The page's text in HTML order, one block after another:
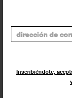
Inscribiéndote,